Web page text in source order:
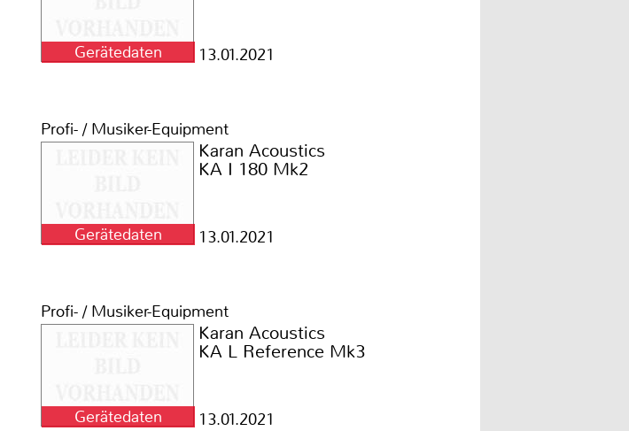
Gerätedaten 13.01.2021
Profi- / Musiker-Equipment
Gerätedaten
Karan Acoustics
KA I 180 Mk2
13.01.2021
Profi- / Musiker-Equipment
Gerätedaten
Karan Acoustics
KA L Reference Mk3
13.01.2021